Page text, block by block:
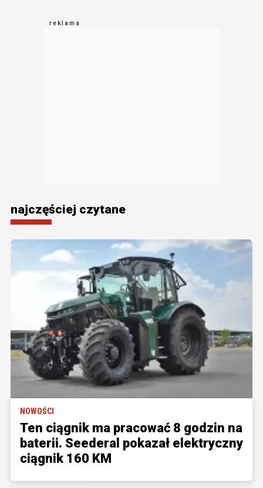
najczęściej czytane
NOWOŚCI
Ten ciągnik ma pracować 8 godzin na
baterii. Seederal pokazał elektryczny
ciągnik 160 KM